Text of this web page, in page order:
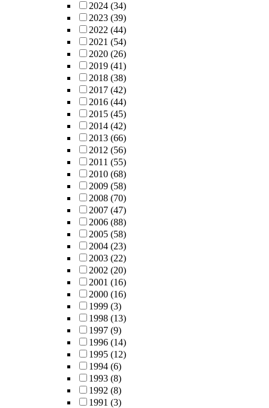
2024 (34)
2023 (39)
2022 (44)
2021 (54)
2020 (26)
2019 (41)
2018 (38)
2017 (42)
2016 (44)
2015 (45)
2014 (42)
2013 (66)
2012 (56)
2011 (55)
2010 (68)
2009 (58)
2008 (70)
2007 (47)
2006 (88)
2005 (58)
2004 (23)
2003 (22)
2002 (20)
2001 (16)
2000 (16)
1999 (3)
1998 (13)
1997 (9)
1996 (14)
1995 (12)
1994 (6)
1993 (8)
1992 (8)
1991 (3)